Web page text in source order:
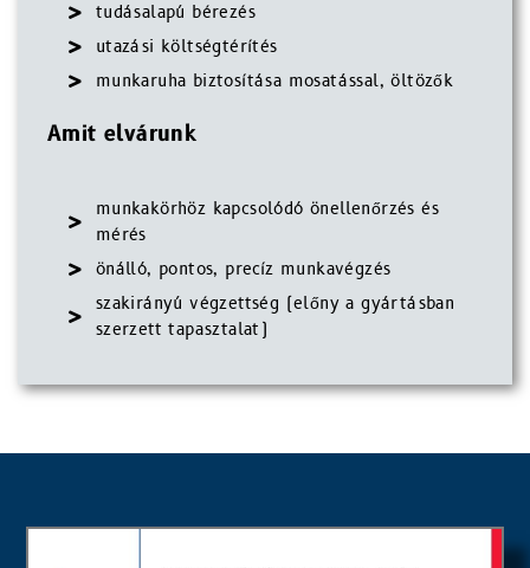
tudásalapú bérezés
utazási költségtérítés
munkaruha biztosítása mosatással, öltözők
Amit elvárunk
munkakörhöz kapcsolódó önellenőrzés és
mérés
önálló, pontos, precíz munkavégzés
szakirányú végzettség (előny a gyártásban
szerzett tapasztalat)